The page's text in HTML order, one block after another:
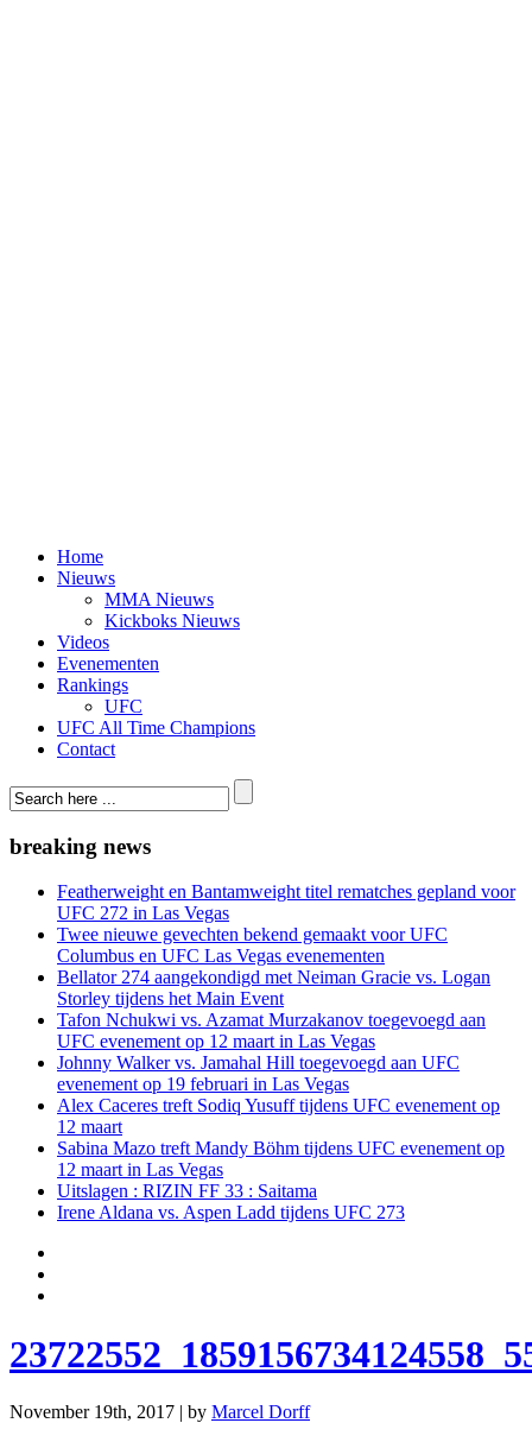
Home
Nieuws
MMA Nieuws
Kickboks Nieuws
Videos
Evenementen
Rankings
UFC
UFC All Time Champions
Contact
breaking news
Featherweight en Bantamweight titel rematches gepland voor
UFC 272 in Las Vegas
Twee nieuwe gevechten bekend gemaakt voor UFC
Columbus en UFC Las Vegas evenementen
Bellator 274 aangekondigd met Neiman Gracie vs. Logan
Storley tijdens het Main Event
Tafon Nchukwi vs. Azamat Murzakanov toegevoegd aan
UFC evenement op 12 maart in Las Vegas
Johnny Walker vs. Jamahal Hill toegevoegd aan UFC
evenement op 19 februari in Las Vegas
Alex Caceres treft Sodiq Yusuff tijdens UFC evenement op
12 maart
Sabina Mazo treft Mandy Böhm tijdens UFC evenement op
12 maart in Las Vegas
Uitslagen : RIZIN FF 33 : Saitama
Irene Aldana vs. Aspen Ladd tijdens UFC 273
November 19th, 2017 | by Marcel Dorff